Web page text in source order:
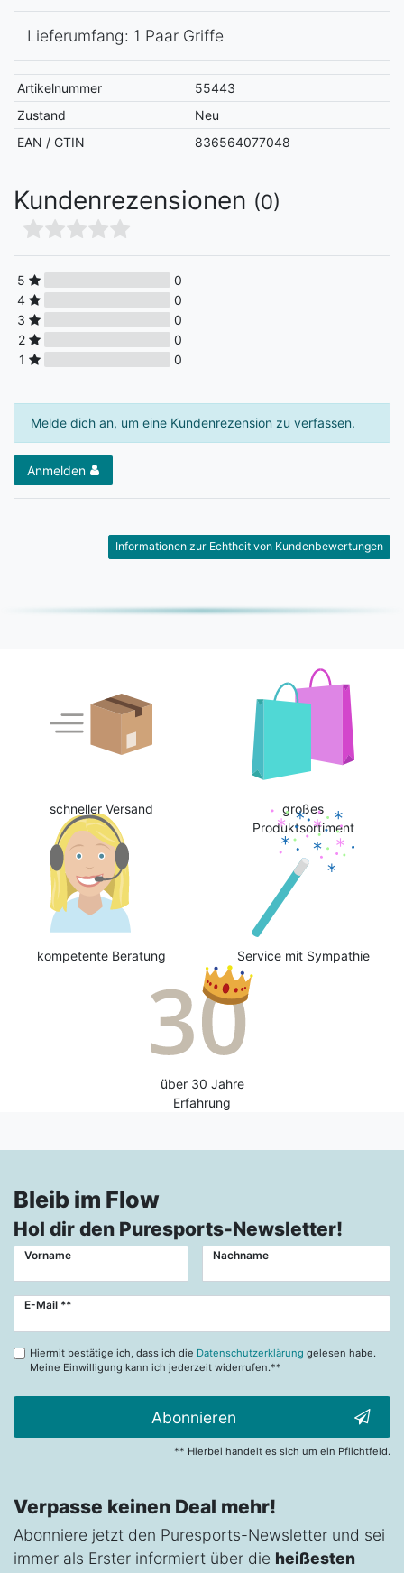
Lieferumfang: 1 Paar Griffe
Artikelnummer
55443
Zustand
Neu
EAN / GTIN
836564077048
Kundenrezensionen (0)
5
0
4
0
3
0
2
0
1
0
Melde dich an, um eine Kundenrezension zu verfassen.
Anmelden
Informationen zur Echtheit von Kundenbewertungen
schneller Versand
großes
Produktsortiment
kompetente Beratung Service mit Sympathie
über 30 Jahre
Erfahrung
Bleib im Flow
Hol dir den Puresports-Newsletter!
Vorname Nachname
E-Mail **
Newsletter
Hiermit bestätige ich, dass ich die Datenschutzerklärung gelesen habe.
Meine Einwilligung kann ich jederzeit widerrufen.**
Abonnieren
** Hierbei handelt es sich um ein Pflichtfeld.
Verpasse keinen Deal mehr!
Abonniere jetzt den Puresports-Newsletter und sei
immer als Erster informiert über die heißesten